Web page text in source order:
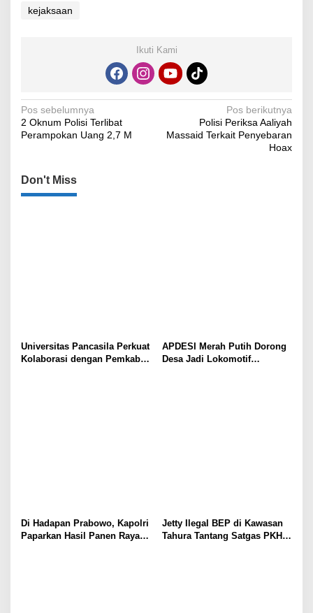
kejaksaan
Ikuti Kami
Navigasi
pos
Pos sebelumnya
2 Oknum Polisi Terlibat
Perampokan Uang 2,7 M
Pos berikutnya
Polisi Periksa Aaliyah
Massaid Terkait Penyebaran
Hoax
Don't Miss
Universitas Pancasila Perkuat
Kolaborasi dengan Pemkab
APDESI Merah Putih Dorong
Desa Jadi Lokomotif
Di Hadapan Prabowo, Kapolri
Paparkan Hasil Panen Raya
Jetty Ilegal BEP di Kawasan
Tahura Tantang Satgas PKH,